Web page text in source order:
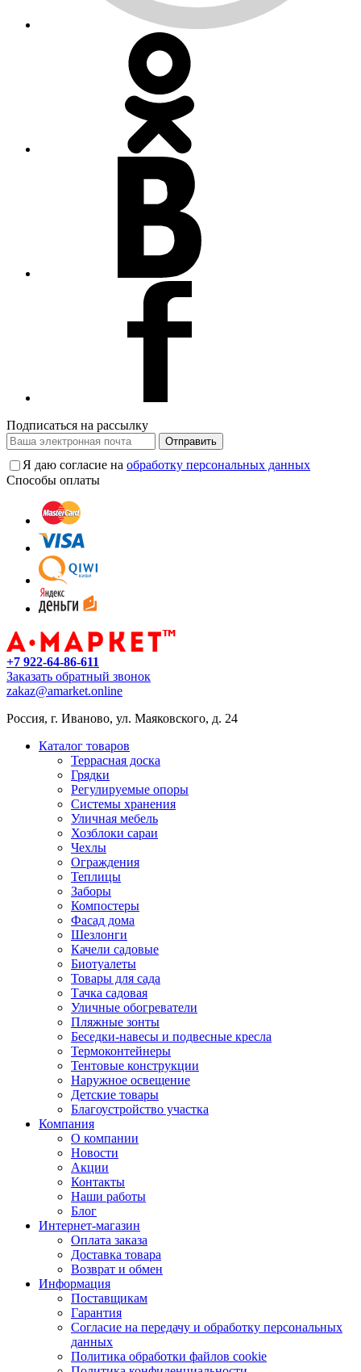
Подписаться на рассылку
Отправить
Я даю согласие на обработку персональных данных
Способы оплаты
+7 922-64-86-611
Заказать обратный звонок
zakaz@amarket.online
Россия, г. Иваново, ул. Маяковского, д. 24
Каталог товаров
Террасная доска
Грядки
Регулируемые опоры
Системы хранения
Уличная мебель
Хозблоки сараи
Чехлы
Ограждения
Теплицы
Заборы
Компостеры
Фасад дома
Шезлонги
Качели садовые
Биотуалеты
Товары для сада
Тачка садовая
Уличные обогреватели
Пляжные зонты
Беседки-навесы и подвесные кресла
Термоконтейнеры
Тентовые конструкции
Наружное освещение
Детские товары
Благоустройство участка
Компания
О компании
Новости
Акции
Контакты
Наши работы
Блог
Интернет-магазин
Оплата заказа
Доставка товара
Возврат и обмен
Информация
Поставщикам
Гарантия
Согласие на передачу и обработку персональных
данных
Политика обработки файлов cookie